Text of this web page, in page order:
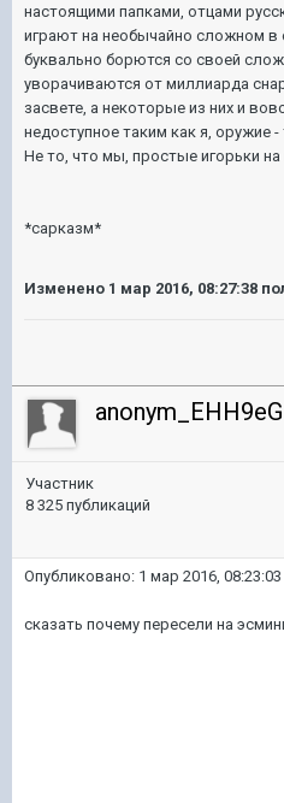
настоящими папками, отцами
играют на необычайно сложном в
буквально борются со своей
уворачиваются от миллиарда
засвете, а некоторые из них и
недоступное таким как я, оружие -
Не то, что мы, простые игорьки на
*сарказм*
Изменено 1 мар 2016, 08:27:38
Участник
8 325 публикаций
Опубликовано: 1 мар 2016, 08:23:03
сказать почему пересели на